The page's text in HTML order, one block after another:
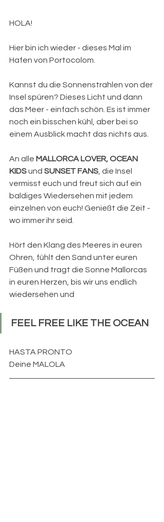
HOLA!
Hier bin ich wieder - dieses Mal im
Hafen von Portocolom.
Kannst du die Sonnenstrahlen von der
Insel spüren? Dieses Licht und dann
das Meer - einfach schön. Es ist immer
noch ein bisschen kühl, aber bei so
einem Ausblick macht das nichts aus.
An alle MALLORCA LOVER, OCEAN
KIDS und SUNSET FANS , die Insel
vermisst euch und freut sich auf ein
baldiges Wiedersehen mit jedem
einzelnen von euch! Genießt die Zeit -
wo immer ihr seid.
Hört den Klang des Meeres in euren
Ohren, fühlt den Sand unter euren
Füßen und tragt die Sonne Mallorcas
in euren Herzen, bis wir uns endlich
wiedersehen und
FEEL FREE LIKE THE OCEAN
HASTA PRONTO
Deine MALOLA